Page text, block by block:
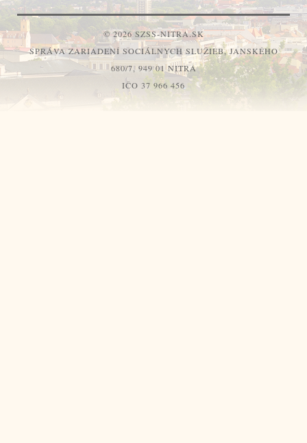
© 2026 SZSS-NITRA.SK
SPRÁVA ZARIADENÍ SOCIÁLNYCH SLUŽIEB, JANSKÉHO
680/7, 949 01 NITRA
IČO 37 966 456